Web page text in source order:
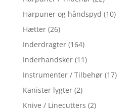
Harpuner og håndspyd (10)
Hætter (26)
Inderdragter (164)
Inderhandsker (11)
Instrumenter / Tilbehør (17)
Kanister lygter (2)
Knive / Linecutters (2)